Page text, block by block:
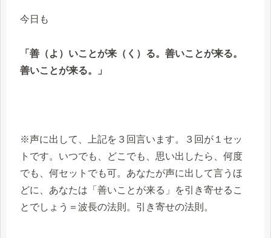
今日も
「善（よ）いことが来（く）る。善いことが来る。
善いことが来る。」
※声に出して、上記を３回言います。３回が１セッ
トです。いつでも、どこでも、思い出したら、何度
でも、何セットでも可。あなたが声に出して言うほ
どに、あなたは「善いことが来る」を引き寄せるこ
とでしょう＝波長の法則。引き寄せの法則。